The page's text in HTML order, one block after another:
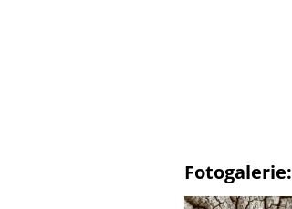
Fotogalerie: